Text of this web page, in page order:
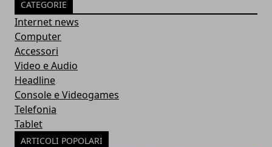
CATEGORIE
Internet news
Computer
Accessori
Video e Audio
Headline
Console e Videogames
Telefonia
Tablet
ARTICOLI POPOLARI